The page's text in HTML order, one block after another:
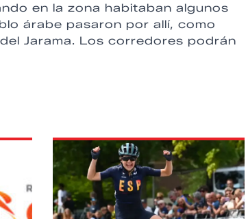
en la zona habitaban algunos
árabe pasaron por allí, como
Jarama. Los corredores podrán